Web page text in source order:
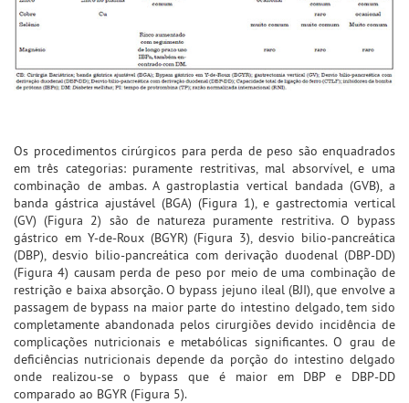
Os procedimentos cirúrgicos para perda de peso são enquadrados
em três categorias: puramente restritivas, mal absorvível, e uma
combinação de ambas. A gastroplastia vertical bandada (GVB), a
banda gástrica ajustável (BGA) (Figura 1), e gastrectomia vertical
(GV) (Figura 2) são de natureza puramente restritiva. O bypass
gástrico em Y-de-Roux (BGYR) (Figura 3), desvio bilio-pancreática
(DBP), desvio bilio-pancreática com derivação duodenal (DBP-DD)
(Figura 4) causam perda de peso por meio de uma combinação de
restrição e baixa absorção. O bypass jejuno ileal (BJI), que envolve a
passagem de bypass na maior parte do intestino delgado, tem sido
completamente abandonada pelos cirurgiões devido incidência de
complicações nutricionais e metabólicas significantes. O grau de
deficiências nutricionais depende da porção do intestino delgado
onde realizou-se o bypass que é maior em DBP e DBP-DD
comparado ao BGYR (Figura 5).